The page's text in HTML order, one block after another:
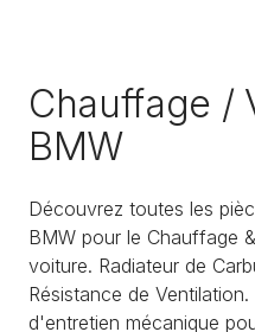
Chauffage /
BMW
Découvrez toutes les
BMW pour le Chauffage
voiture. Radiateur de
Résistance de
d'entretien mécanique